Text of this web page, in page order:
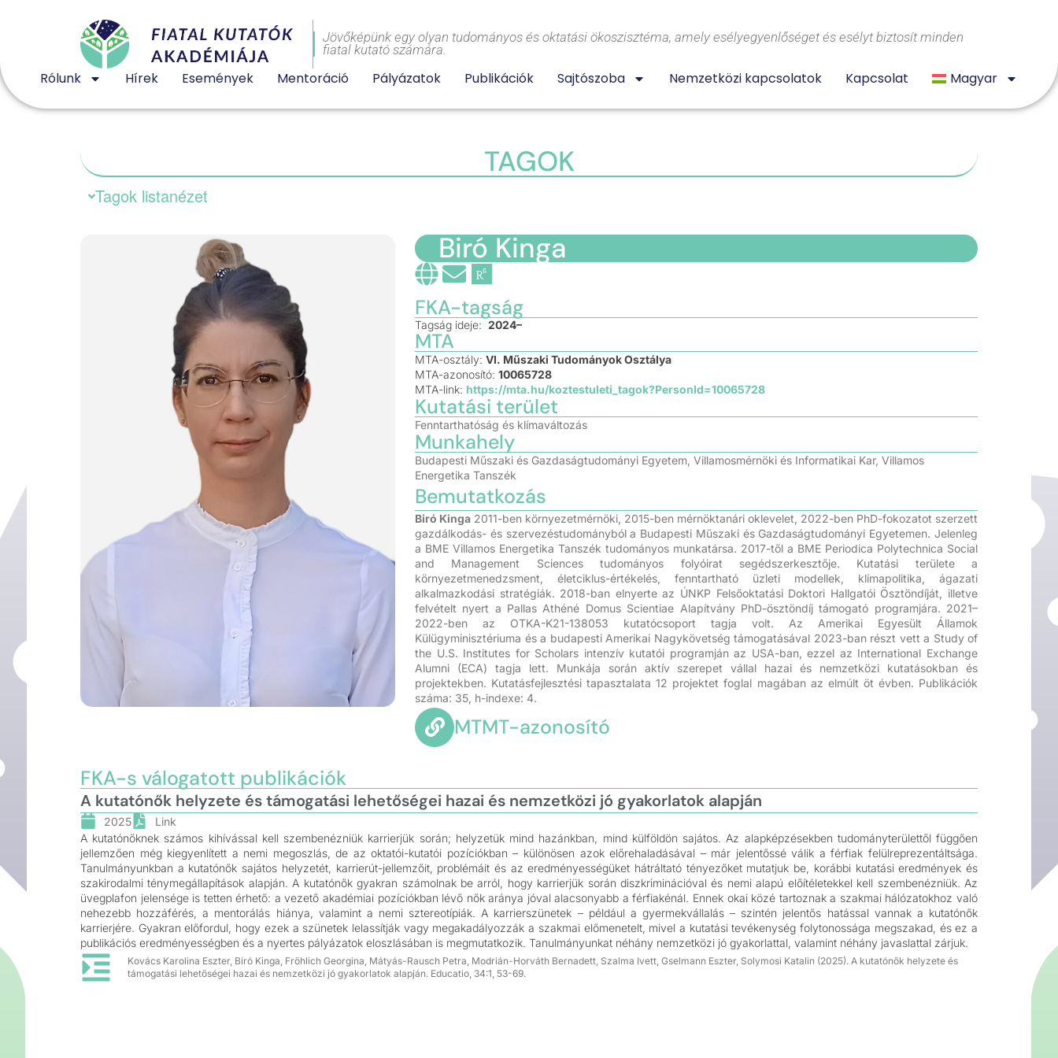
Jövőképünk egy olyan tudományos és oktatási ökoszisztéma, amely esélyegyenlőséget és esélyt biztosít minden
fiatal kutató számára.
Rólunk Hírek Események Mentoráció Pályázatok Publikációk Sajtószoba Nemzetközi kapcsolatok Kapcsolat Magyar
TAGOK
Tagok listanézet
Biró Kinga
FKA-tagság
Tagság ideje: 2024–
MTA
MTA-osztály: VI. Műszaki Tudományok Osztálya
MTA-azonosító: 10065728
MTA-link: https://mta.hu/koztestuleti_tagok?PersonId=10065728
Kutatási terület
Fenntarthatóság és klímaváltozás
Munkahely
Budapesti Műszaki és Gazdaságtudományi Egyetem, Villamosmérnöki és Informatikai Kar, Villamos
Energetika Tanszék
Bemutatkozás
Biró Kinga 2011-ben környezetmérnöki, 2015-ben mérnöktanári oklevelet, 2022-ben PhD-fokozatot szerzett
gazdálkodás- és szervezéstudományból a Budapesti Műszaki és Gazdaságtudományi Egyetemen. Jelenleg
a BME Villamos Energetika Tanszék tudományos munkatársa. 2017-től a BME Periodica Polytechnica Social
and Management Sciences tudományos folyóirat segédszerkesztője. Kutatási területe a
környezetmenedzsment, életciklus-értékelés, fenntartható üzleti modellek, klímapolitika, ágazati
alkalmazkodási stratégiák. 2018-ban elnyerte az ÚNKP Felsőoktatási Doktori Hallgatói Ösztöndíját, illetve
felvételt nyert a Pallas Athéné Domus Scientiae Alapítvány PhD-ösztöndíj támogató programjára. 2021–
2022-ben az OTKA-K21-138053 kutatócsoport tagja volt. Az Amerikai Egyesült Államok
Külügyminisztériuma és a budapesti Amerikai Nagykövetség támogatásával 2023-ban részt vett a Study of
the U.S. Institutes for Scholars intenzív kutatói programján az USA-ban, ezzel az International Exchange
Alumni (ECA) tagja lett. Munkája során aktív szerepet vállal hazai és nemzetközi kutatásokban és
projektekben. Kutatásfejlesztési tapasztalata 12 projektet foglal magában az elmúlt öt évben. Publikációk
száma: 35, h-indexe: 4.
MTMT-azonosító
FKA-s válogatott publikációk
A kutatónők helyzete és támogatási lehetőségei hazai és nemzetközi jó gyakorlatok alapján
2025
Link
A kutatónőknek számos kihívással kell szembenézniük karrierjük során; helyzetük mind hazánkban, mind külföldön sajátos. Az alapképzésekben tudományterülettől függően
jellemzően még kiegyenlített a nemi megoszlás, de az oktatói-kutatói pozíciókban – különösen azok előrehaladásával – már jelentőssé válik a férfiak felülreprezentáltsága.
Tanulmányunkban a kutatónők sajátos helyzetét, karrierút-jellemzőit, problémáit és az eredményességüket hátráltató tényezőket mutatjuk be, korábbi kutatási eredmények és
szakirodalmi ténymegállapítások alapján. A kutatónők gyakran számolnak be arról, hogy karrierjük során diszkriminációval és nemi alapú előítéletekkel kell szembenézniük. Az
üvegplafon jelensége is tetten érhető: a vezető akadémiai pozíciókban lévő nők aránya jóval alacsonyabb a férfiakénál. Ennek okai közé tartoznak a szakmai hálózatokhoz való
nehezebb hozzáférés, a mentorálás hiánya, valamint a nemi sztereotípiák. A karrierszünetek – például a gyermekvállalás – szintén jelentős hatással vannak a kutatónők
karrierjére. Gyakran előfordul, hogy ezek a szünetek lelassítják vagy megakadályozzák a szakmai előmenetelt, mivel a kutatási tevékenység folytonossága megszakad, és ez a
publikációs eredményességben és a nyertes pályázatok eloszlásában is megmutatkozik. Tanulmányunkat néhány nemzetközi jó gyakorlattal, valamint néhány javaslattal zárjuk.
Kovács Karolina Eszter, Bíró Kinga, Fröhlich Georgina, Mátyás-Rausch Petra, Modrián-Horváth Bernadett, Szalma Ivett, Gselmann Eszter, Solymosi Katalin (2025). A kutatónők helyzete és
támogatási lehetőségei hazai és nemzetközi jó gyakorlatok alapján. Educatio, 34:1, 53-69.